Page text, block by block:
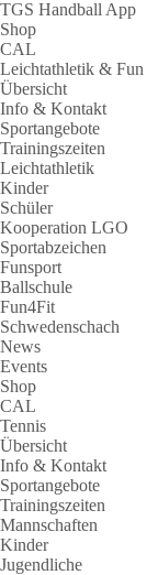
TGS Handball App
Shop
CAL
Leichtathletik & Fun
Übersicht
Info & Kontakt
Sportangebote
Trainingszeiten
Leichtathletik
Kinder
Schüler
Kooperation LGO
Sportabzeichen
Funsport
Ballschule
Fun4Fit
Schwedenschach
News
Events
Shop
CAL
Tennis
Übersicht
Info & Kontakt
Sportangebote
Trainingszeiten
Mannschaften
Kinder
Jugendliche